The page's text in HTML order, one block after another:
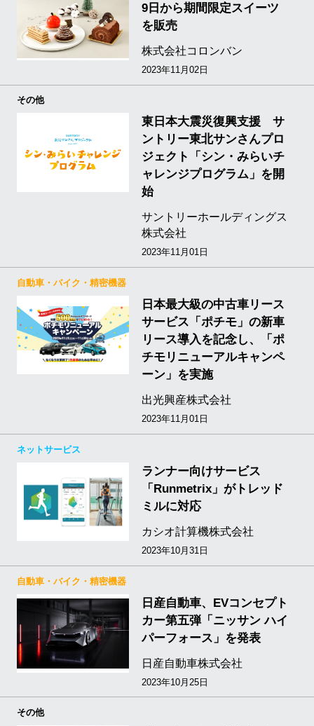
9日から期間限定スイーツ
を販売
株式会社コロンバン
2023年11月02日
その他
東日本大震災復興支援 サ
ントリー東北サンさんプロ
ジェクト「シン・みらいチ
ャレンジプログラム」を開
始
サントリーホールディングス
株式会社
2023年11月01日
自動車・バイク・精密機器
日本最大級の中古車リース
サービス「ポチモ」の新車
リース導入を記念し、「ポ
チモリニューアルキャンペ
ーン」を実施
出光興産株式会社
2023年11月01日
ネットサービス
ランナー向けサービス
「Runmetrix」がトレッド
ミルに対応
カシオ計算機株式会社
2023年10月31日
自動車・バイク・精密機器
日産自動車、EVコンセプト
カー第五弾「ニッサン ハイ
パーフォース」を発表
日産自動車株式会社
2023年10月25日
その他